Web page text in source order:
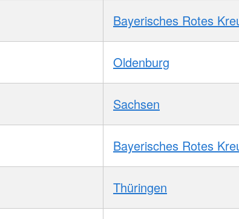
Bayerisches Rotes
Oldenburg
Sachsen
Bayerisches Rotes
Thüringen